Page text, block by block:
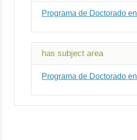
Programa de Doctorado
has subject area
Programa de Doctorado